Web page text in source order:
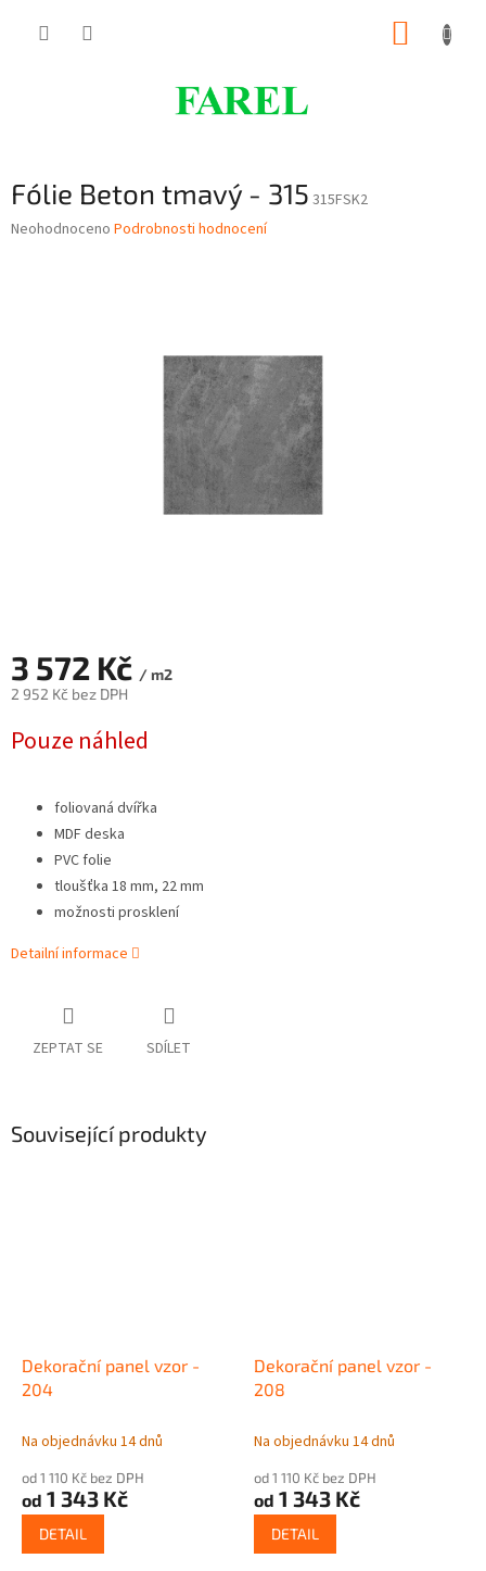
Fólie Beton tmavý - 315 315FSK2
Průměrné
Neohodnoceno Podrobnosti hodnocení
3 572 Kč / m2
2 952 Kč bez DPH
cena:
Pouze náhled
foliovaná dvířka
MDF deska
PVC folie
tloušťka 18 mm, 22 mm
možnosti prosklení
Detailní informace
ZEPTAT SE SDÍLET
Související produkty
Dekorační panel vzor -
204
Na objednávku 14 dnů
od 1 110 Kč bez DPH
od 1 343 Kč
DETAIL
Dekorační panel vzor -
208
Na objednávku 14 dnů
od 1 110 Kč bez DPH
od 1 343 Kč
DETAIL